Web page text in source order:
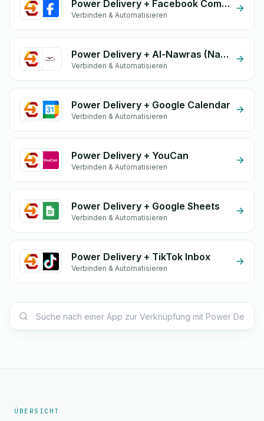
Power Delivery + Facebook Comments
Verbinden & Automatisieren
Power Delivery + Al-Nawras (Nawris)
Verbinden & Automatisieren
Power Delivery + Google Calendar
Verbinden & Automatisieren
Power Delivery + YouCan
Verbinden & Automatisieren
Power Delivery + Google Sheets
Verbinden & Automatisieren
Power Delivery + TikTok Inbox
Verbinden & Automatisieren
ÜBERSICHT